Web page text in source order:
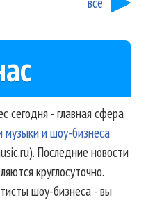
сегодня - главная сфера
музыки и шоу-бизнеса
Последние новости
круглосуточно.
шоу-бизнеса - вы